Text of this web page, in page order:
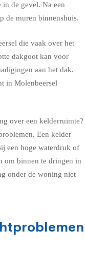
in de gevel. Na een
de muren binnenshuis.
die vaak over het
dakgoot kan voor
aan het dak.
in Molenbeersel
over een kelderruimte?
Een kelder
een hoge waterdruk of
om binnen te dringen in
onder de woning niet